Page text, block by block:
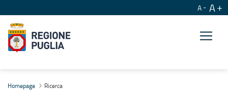
A A
Homepage Ricerca